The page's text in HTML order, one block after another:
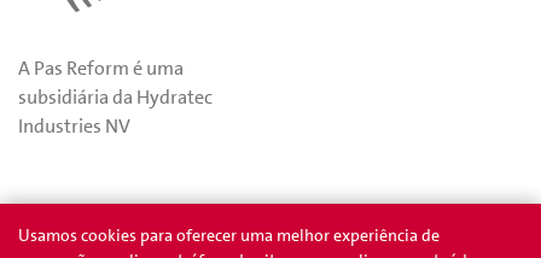
A Pas Reform é uma
subsidiária da Hydratec
Industries NV
Privacidade Prêmios
Usamos cookies para oferecer uma melhor experiência de